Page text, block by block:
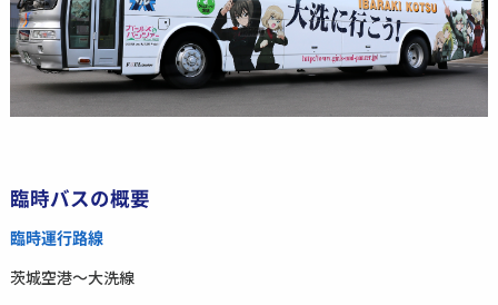
臨時バスの概要
臨時運行路線
茨城空港～大洗線